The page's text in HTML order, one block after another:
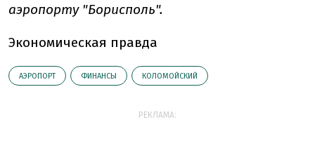
аэропорту "Борисполь".
Экономическая правда
АЭРОПОРТ ФИНАНСЫ КОЛОМОЙСКИЙ
РЕКЛАМА: